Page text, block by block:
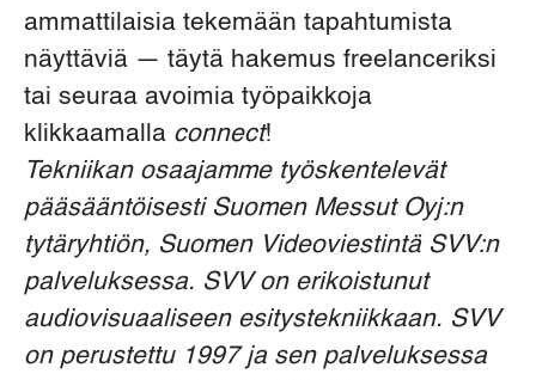
ammattilaisia tekemään tapahtumista
näyttäviä — täytä hakemus freelanceriksi
tai seuraa avoimia työpaikkoja
klikkaamalla connect!
Tekniikan osaajamme työskentelevät
pääsääntöisesti Suomen Messut Oyj:n
tytäryhtiön, Suomen Videoviestintä SVV:n
palveluksessa. SVV on erikoistunut
audiovisuaaliseen esitystekniikkaan. SVV
on perustettu 1997 ja sen palveluksessa